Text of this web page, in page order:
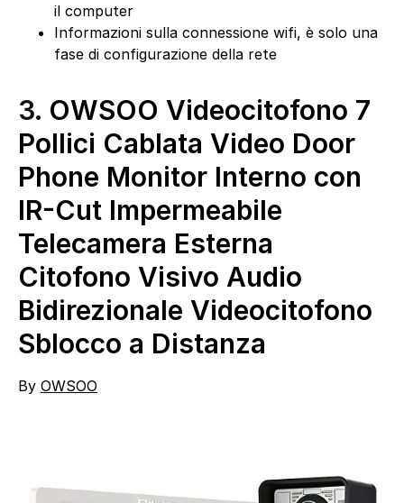
il computer
Informazioni sulla connessione wifi, è solo una
fase di configurazione della rete
3. OWSOO Videocitofono 7
Pollici Cablata Video Door
Phone Monitor Interno con
IR-Cut Impermeabile
Telecamera Esterna
Citofono Visivo Audio
Bidirezionale Videocitofono
Sblocco a Distanza
By OWSOO